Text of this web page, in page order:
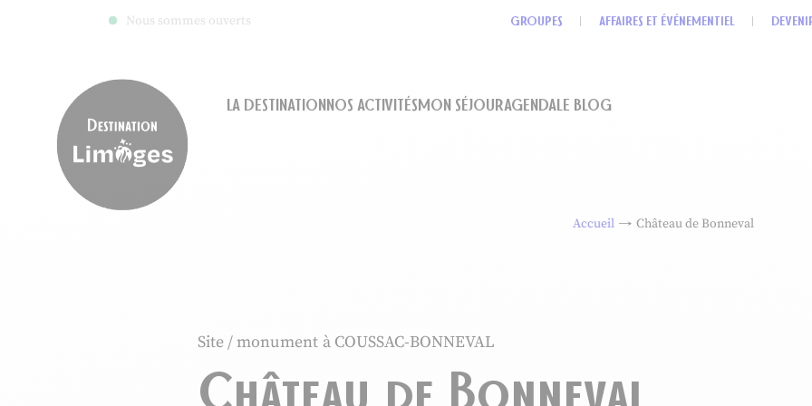
Nous sommes ouverts GROUPES AFFAIRES ET ÉVÉNEMENTIEL
Accueil Château de Bonneval
LA DESTINATIONNOS ACTIVITÉSMON SÉJOURAGENDALE BLOG
Site / monument à COUSSAC-BONNEVAL
Château de Bonneval